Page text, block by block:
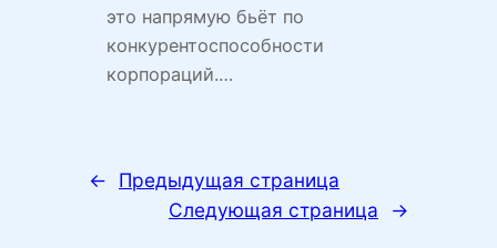
это напрямую бьёт по
конкурентоспособности
корпораций.…
←
Предыдущая страница
Следующая страница
→